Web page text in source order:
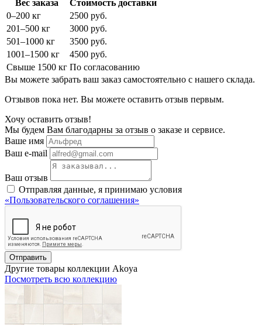
Вес заказа
Стоимость доставки
0–200 кг
2500 руб.
201–500 кг
3000 руб.
501–1000 кг
3500 руб.
1001–1500 кг
4500 руб.
Свыше 1500 кг По согласованию
Вы можете забрать ваш заказ самостоятельно с нашего склада.
Отзывов пока нет. Вы можете оставить отзыв первым.
Хочу оставить отзыв!
Мы будем Вам благодарны за отзыв о заказе и сервисе.
Ваше имя
Ваш e-mail
Ваш отзыв
Отправляя данные, я принимаю условия
«Пользовательского соглашения»
Отправить
Другие товары коллекции Akoya
Посмотреть всю коллекцию